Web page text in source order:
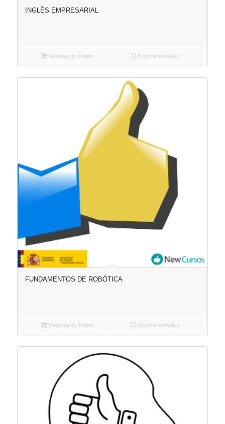
INGLÉS EMPRESARIAL
Reserva tu Plaza Mostrar detalles
FUNDAMENTOS DE ROBÓTICA
Reserva tu Plaza Mostrar detalles